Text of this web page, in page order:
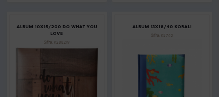
ALBUM 10X15/200 DO WHAT YOU
LOVE
Šifra: K2882W
ALBUM 13X18/40 KORALI
Šifra: K5740